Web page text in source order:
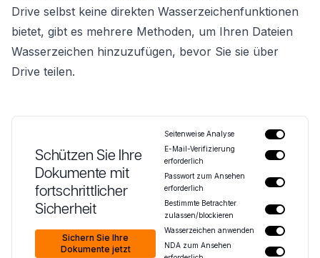
Drive selbst keine direkten Wasserzeichenfunktionen
bietet, gibt es mehrere Methoden, um Ihren Dateien
Wasserzeichen hinzuzufügen, bevor Sie sie über
Drive teilen.
Schützen Sie Ihre
Dokumente mit
fortschrittlicher
Sicherheit
Sichern Sie Ihre
Dokumente jetzt
Seitenweise Analyse
E-Mail-Verifizierung
erforderlich
Passwort zum Ansehen
erforderlich
Bestimmte Betrachter
zulassen/blockieren
Wasserzeichen anwenden
NDA zum Ansehen